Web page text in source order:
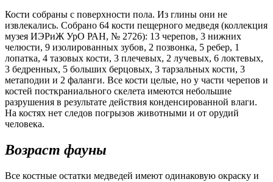
Кости собраны с поверхности пола. Из глины они не
извлекались. Собрано 64 кости пещерного медведя (коллекция
музея ИЭРиЖ УрО РАН, № 2726): 13 черепов, 3 нижних
челюсти, 9 изолированных зубов, 2 позвонка, 5 ребер, 1
лопатка, 4 тазовых кости, 3 плечевых, 2 лучевых, 6 локтевых,
3 бедренных, 5 больших берцовых, 3 тарзальных кости, 3
метаподии и 2 фаланги. Все кости целые, но у части черепов и
костей посткраниального скелета имеются небольшие
разрушения в результате действия конденсированной влаги.
На костях нет следов погрызов животными и от орудий
человека.
Возраст фауны
Все костные остатки медведей имеют одинаковую окраску и